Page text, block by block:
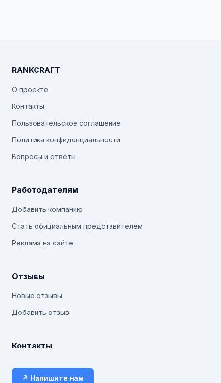
RANKCRAFT
О проекте
Контакты
Пользовательское соглашение
Политика конфиденциальности
Вопросы и ответы
Работодателям
Добавить компанию
Стать официальным представителем
Реклама на сайте
Отзывы
Новые отзывы
Добавить отзыв
Контакты
↗ Напишите нам